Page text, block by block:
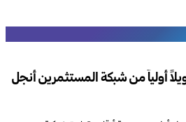
أولياً من شبكة المستثمرين أنجل